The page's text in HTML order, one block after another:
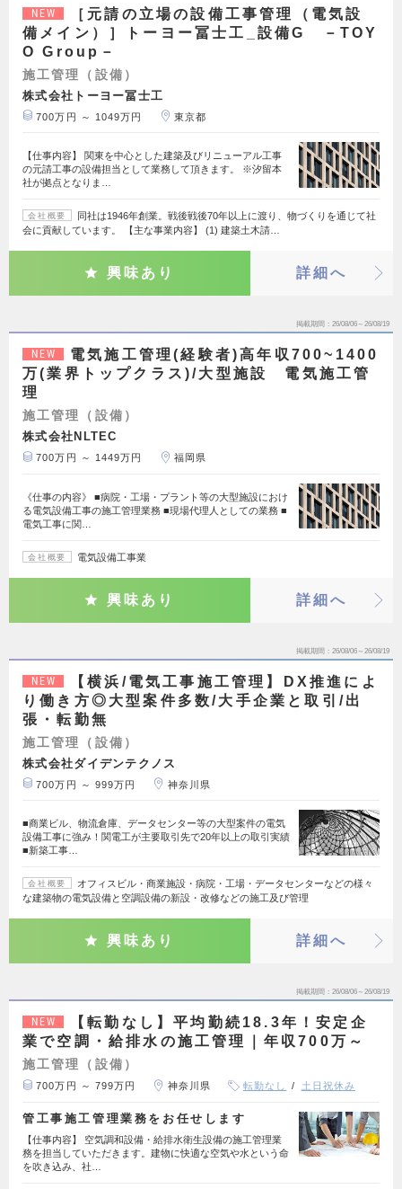
NEW
［元請の立場の設備工事管理（電気設
備メイン）］トーヨー冨士工_設備G －TOY
O Group－
施工管理（設備）
株式会社トーヨー冨士工
700万円 ～ 1049万円 東京都
【仕事内容】 関東を中心とした建築及びリニューアル工事
の元請工事の設備担当として業務して頂きます。 ※汐留本
社が拠点となりま…
会社概要
同社は1946年創業。戦後戦後70年以上に渡り、物づくりを通じて社
会に貢献しています。 【主な事業内容】 (1) 建築土木請…
興味あり 詳細へ
掲載期間 26/08/06～26/08/19
NEW
電気施工管理(経験者)高年収700~1400
万(業界トップクラス)/大型施設 電気施工管
理
施工管理（設備）
株式会社NLTEC
700万円 ～ 1449万円 福岡県
《仕事の内容》 ■病院・工場・プラント等の大型施設におけ
る電気設備工事の施工管理業務 ■現場代理人としての業務 ■
電気工事に関…
会社概要 電気設備工事業
興味あり 詳細へ
掲載期間 26/08/06～26/08/19
NEW
【横浜/電気工事施工管理】DX推進によ
り働き方◎大型案件多数/大手企業と取引/出
張・転勤無
施工管理（設備）
株式会社ダイデンテクノス
700万円 ～ 999万円 神奈川県
■商業ビル、物流倉庫、データセンター等の大型案件の電気
設備工事に強み！関電工が主要取引先で20年以上の取引実績
■新築工事…
会社概要
オフィスビル・商業施設・病院・工場・データセンターなどの様々
な建築物の電気設備と空調設備の新設・改修などの施工及び管理
興味あり 詳細へ
掲載期間 26/08/06～26/08/19
NEW
【転勤なし】平均勤続18.3年！安定企
業で空調・給排水の施工管理｜年収700万～
施工管理（設備）
700万円 ～ 799万円 神奈川県 転勤なし 土日祝休み
管工事施工管理業務をお任せします
【仕事内容】 空気調和設備・給排水衛生設備の施工管理業
務を担当していただきます。建物に快適な空気や水という命
を吹き込み、社…